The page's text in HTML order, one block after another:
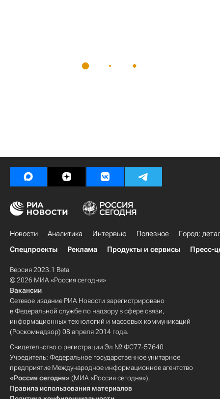
Новости Аналитика Интервью Полезное
Город:
Спецпроекты
Реклама Продукты и сервисы Пресс-
Версия 2023.1 Beta
© 2026 МИА «Россия сегодня»
Вакансии
Сетевое издание РИА Новости зарегистрировано
в Федеральной службе по надзору в сфере связи,
информационных технологий и массовых коммуникаций
(Роскомнадзор) 08 апреля 2014 года.
Свидетельство о регистрации Эл № ФС77-57640
Учредитель: Федеральное государственное унитарное
предприятие Международное информационное агентство
«Россия сегодня» (МИА «Россия сегодня»).
Правила использования материалов